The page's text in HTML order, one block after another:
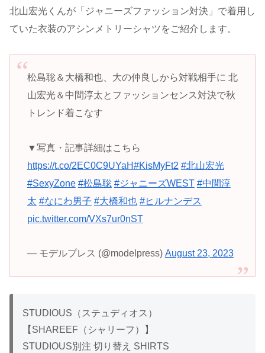
北山宏光くんが「ジャニーズファッション対決」で着用し
ていた衣装のアシンメトリーシャツをご紹介します。
松島聡＆大橋和也、大の仲良しから対戦相手に 北
山宏光＆中間淳太とファッションセンス対決で秋
トレンド着こなす
▼写真・記事詳細はこちら
https://t.co/2EC0C9UYaH#KisMyFt2 #北山宏光
#SexyZone #松島聡 #ジャニーズWEST #中間淳
太 #なにわ男子 #大橋和也 #ヒルナンデス
pic.twitter.com/VXs7ur0nST
— モデルプレス (@modelpress) August 23, 2023
STUDIOUS（ステュディオス）
【SHAREEF（シャリーフ）】
STUDIOUS別注 切り替え SHIRTS